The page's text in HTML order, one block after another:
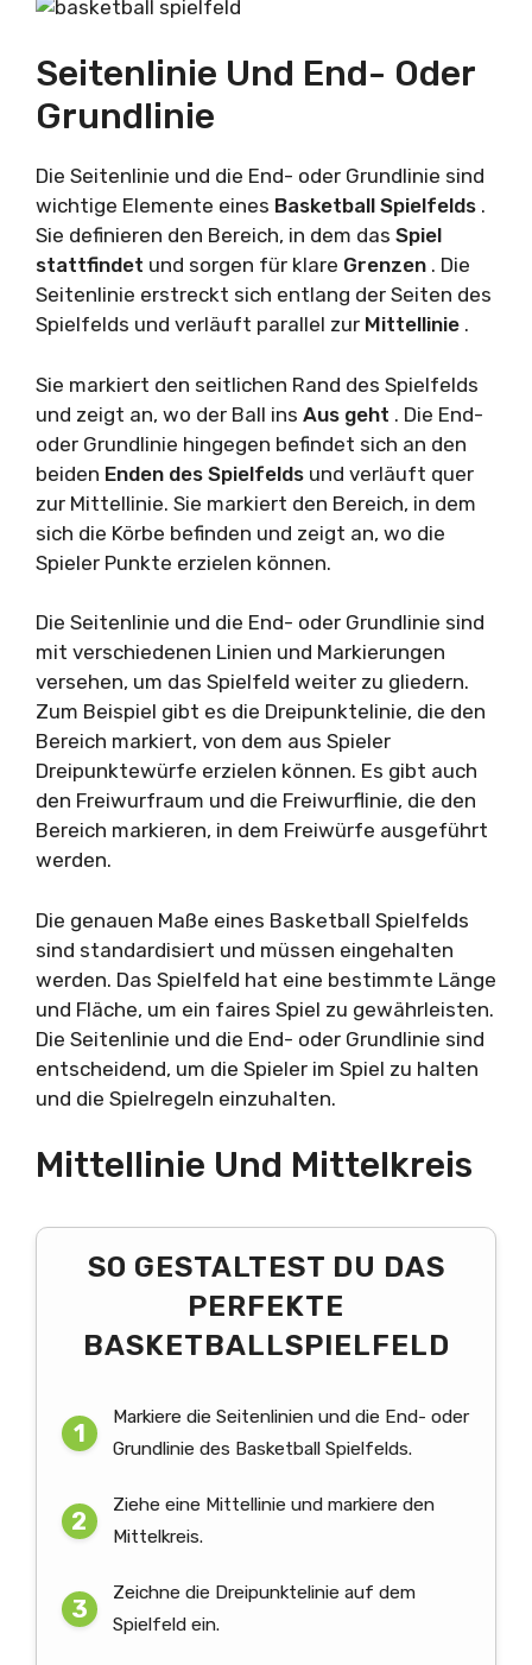
Seitenlinie Und End- Oder
Grundlinie
Die Seitenlinie und die End- oder Grundlinie sind
wichtige Elemente eines Basketball Spielfelds .
Sie definieren den Bereich, in dem das Spiel
stattfindet und sorgen für klare Grenzen . Die
Seitenlinie erstreckt sich entlang der Seiten des
Spielfelds und verläuft parallel zur Mittellinie .
Sie markiert den seitlichen Rand des Spielfelds
und zeigt an, wo der Ball ins Aus geht . Die End-
oder Grundlinie hingegen befindet sich an den
beiden Enden des Spielfelds und verläuft quer
zur Mittellinie. Sie markiert den Bereich, in dem
sich die Körbe befinden und zeigt an, wo die
Spieler Punkte erzielen können.
Die Seitenlinie und die End- oder Grundlinie sind
mit verschiedenen Linien und Markierungen
versehen, um das Spielfeld weiter zu gliedern.
Zum Beispiel gibt es die Dreipunktelinie, die den
Bereich markiert, von dem aus Spieler
Dreipunktewürfe erzielen können. Es gibt auch
den Freiwurfraum und die Freiwurflinie, die den
Bereich markieren, in dem Freiwürfe ausgeführt
werden.
Die genauen Maße eines Basketball Spielfelds
sind standardisiert und müssen eingehalten
werden. Das Spielfeld hat eine bestimmte Länge
und Fläche, um ein faires Spiel zu gewährleisten.
Die Seitenlinie und die End- oder Grundlinie sind
entscheidend, um die Spieler im Spiel zu halten
und die Spielregeln einzuhalten.
Mittellinie Und Mittelkreis
SO GESTALTEST DU DAS
PERFEKTE
BASKETBALLSPIELFELD
Markiere die Seitenlinien und die End- oder
Grundlinie des Basketball Spielfelds.
Ziehe eine Mittellinie und markiere den
Mittelkreis.
Zeichne die Dreipunktelinie auf dem
Spielfeld ein.